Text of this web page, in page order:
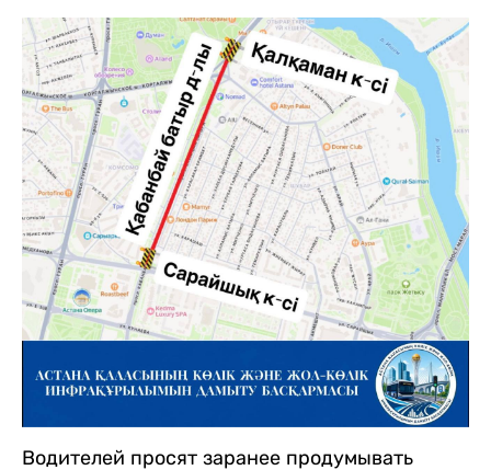
Водителей просят заранее продумывать